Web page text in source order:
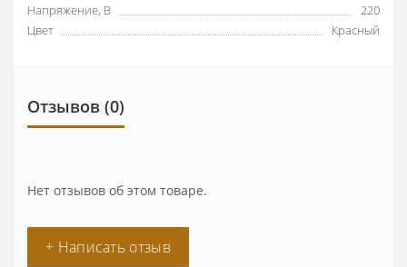
Напряжение, В
220
Цвет
Красный
Отзывов (0)
Нет отзывов об этом товаре.
+ Написать отзыв